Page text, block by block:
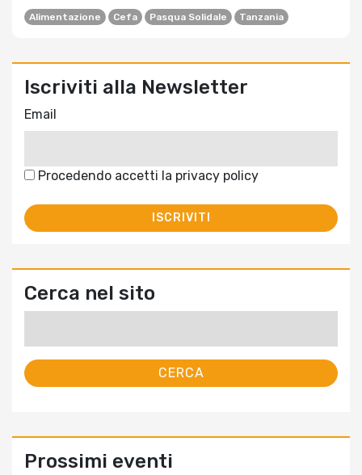
Alimentazione Cefa Pasqua Solidale Tanzania
Iscriviti alla Newsletter
Email
Procedendo accetti la privacy policy
Cerca nel sito
Prossimi eventi